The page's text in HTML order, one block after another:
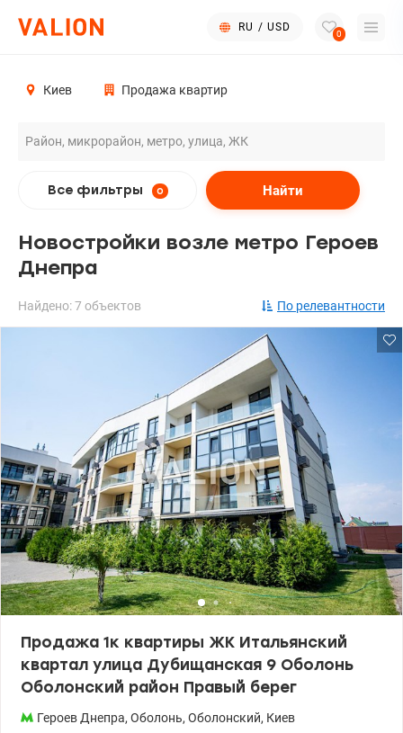
RU / USD
0
Киев Продажа квартир
Все фильтры 0 Найти
Новостройки возле метро Героев
Днепра
Найдено: 7 объектов По релевантности
Продажа 1к квартиры ЖК Итальянский
квартал улица Дубищанская 9 Оболонь
Оболонский район Правый берег
Героев Днепра, Оболонь, Оболонский, Киев